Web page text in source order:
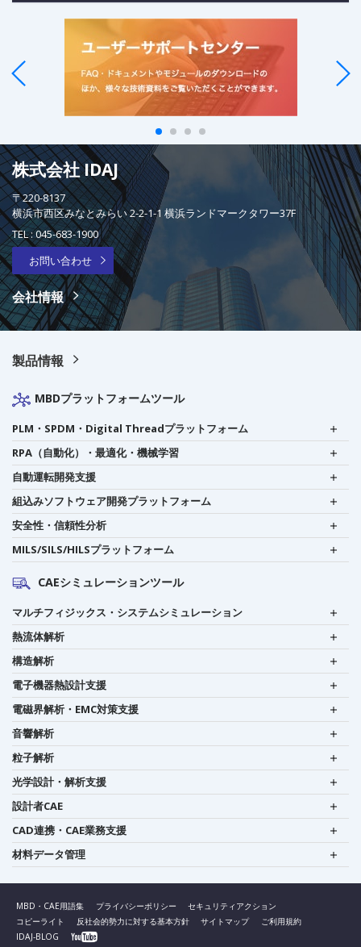
株式会社 IDAJ
〒220-8137
横浜市西区みなとみらい 2-2-1-1 横浜ランドマークタワー37F
TEL :045-683-1900
お問い合わせ
会社情報
製品情報
MBDプラットフォームツール
PLM・SPDM・Digital Threadプラットフォーム
RPA（自動化）・最適化・機械学習
自動運転開発支援
組込みソフトウェア開発プラットフォーム
安全性・信頼性分析
MILS/SILS/HILSプラットフォーム
CAEシミュレーションツール
マルチフィジックス・システムシミュレーション
熱流体解析
構造解析
電子機器熱設計支援
電磁界解析・EMC対策支援
音響解析
粒子解析
光学設計・解析支援
設計者CAE
CAD連携・CAE業務支援
材料データ管理
MBD・CAE用語集 プライバシーポリシー
セキュリティアクション
コピーライト
反社会的勢力に対する基本方針 サイトマップ
ご利用規約
IDAJ-BLOG